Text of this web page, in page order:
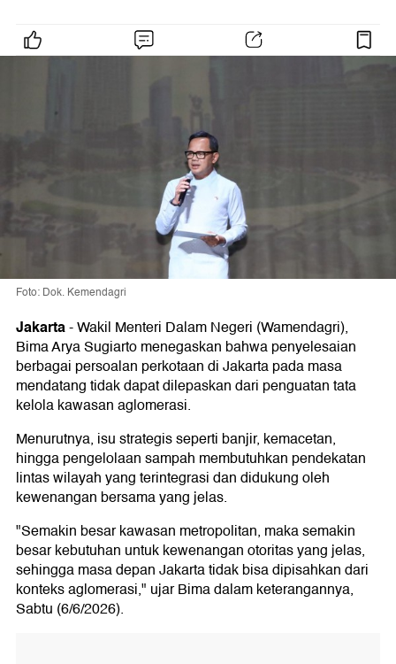
Foto: Dok. Kemendagri
Jakarta-Wakil Menteri Dalam Negeri (Wamendagri),
Bima Arya Sugiarto menegaskan bahwa penyelesaian
berbagai persoalan perkotaan di Jakarta pada masa
mendatang tidak dapat dilepaskan dari penguatan tata
kelola kawasan aglomerasi.
Menurutnya, isu strategis seperti banjir, kemacetan,
hingga pengelolaan sampah membutuhkan pendekatan
lintas wilayah yang terintegrasi dan didukung oleh
kewenangan bersama yang jelas.
"Semakin besar kawasan metropolitan, maka semakin
besar kebutuhan untuk kewenangan otoritas yang jelas,
sehingga masa depan Jakarta tidak bisa dipisahkan dari
konteks aglomerasi," ujar Bima dalam keterangannya,
Sabtu (6/6/2026).